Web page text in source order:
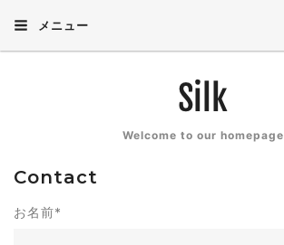
メニュー
Welcome to our homepage
Contact
お名前*